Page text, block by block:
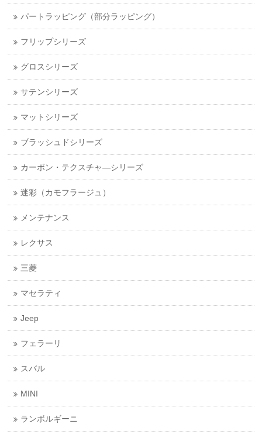
パートラッピング（部分ラッピング）
フリップシリーズ
グロスシリーズ
サテンシリーズ
マットシリーズ
ブラッシュドシリーズ
カーボン・テクスチャ―シリーズ
迷彩（カモフラージュ）
メンテナンス
レクサス
三菱
マセラティ
Jeep
フェラーリ
スバル
MINI
ランボルギーニ